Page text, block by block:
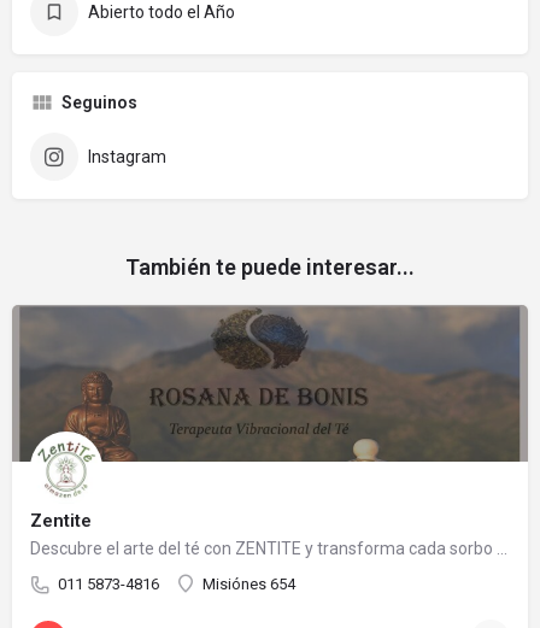
Abierto todo el Año
Seguinos
Instagram
También te puede interesar...
Zentite
011 5873-4816 Misiónes 654